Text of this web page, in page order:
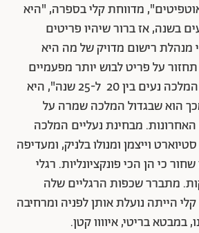
מדווחת קלי בספרה, "היא
300 אירועים בשנה, אז ברור שיהיו פריטים
מנהלת רישום מדויק של מה היא
על פריט לבוש יותר מפעמיים
בשנה. אורך חיי בגדי המלכה נעים בין 20 ל-25 שנה", היא
הוא שבגדול המלכה שמרה על
השנים האחרונות. מבחינת נעליים המלכה
וייצמן ומנולו בלניק, ומעדיפה
כי הן הכי פונקציונליות. רגלי
מתברר שכפות הרגליים שלה
קלי הייתה נועלת אותן לפניה ומרחיבה
במבטא בריטי, איוווו קטן.